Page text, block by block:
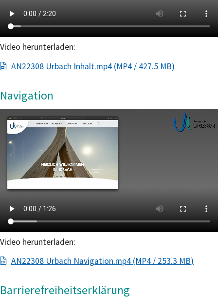
Video herunterladen:
AN22308 Urbach Inhalt.mp4 (MP4 / 427.5 MB)
Navigation
Video herunterladen:
AN22308 Urbach Navigation.mp4 (MP4 / 253.3 MB)
Barrierefreiheitserklärung